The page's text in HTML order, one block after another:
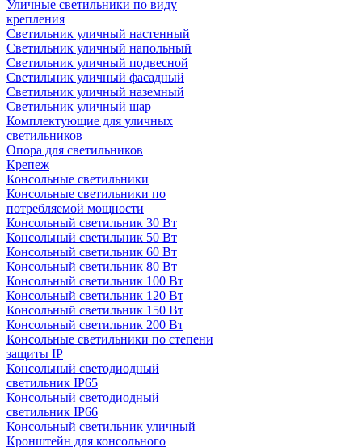
Уличные светильники по виду
крепления
Светильник уличный настенный
Светильник уличный напольный
Светильник уличный подвесной
Светильник уличный фасадный
Светильник уличный наземный
Cветильник уличный шар
Комплектующие для уличных
светильников
Опора для светильников
Крепеж
Консольные светильники
Консольные светильники по
потребляемой мощности
Консольный светильник 30 Вт
Консольный светильник 50 Вт
Консольный светильник 60 Вт
Консольный светильник 80 Вт
Консольный светильник 100 Вт
Консольный светильник 120 Вт
Консольный светильник 150 Вт
Консольный светильник 200 Вт
Консольные светильники по степени
защиты IP
Консольный светодиодный
светильник IP65
Консольный светодиодный
светильник IP66
Консольный светильник уличный
Кронштейн для консольного